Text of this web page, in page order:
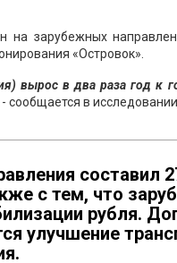
на зарубежных
«Островок».
вырос в два раза год к
- сообщается в исследовании.
составил
с тем, что
рубля.
улучшение